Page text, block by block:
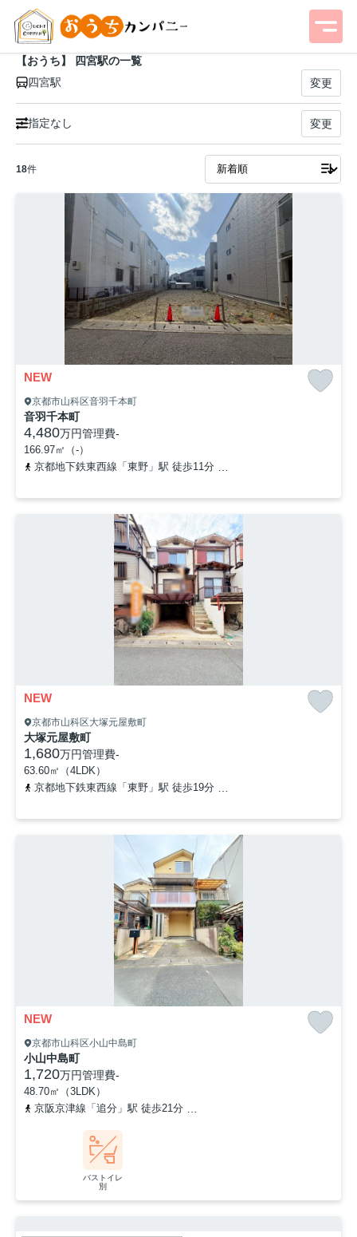
【おうち】 四宮駅の一覧
四宮駅
変更
指定なし 変更
18件
NEW
京都市山科区音羽千本町
音羽千本町
4,480万円管理費-
166.97㎡（-）
京都地下鉄東西線「東野」駅 徒歩11分
NEW
京都市山科区大塚元屋敷町
大塚元屋敷町
1,680万円管理費-
63.60㎡（4LDK）
京都地下鉄東西線「東野」駅 徒歩19分
NEW
京都市山科区小山中島町
小山中島町
1,720万円管理費-
48.70㎡（3LDK）
京阪京津線「追分」駅 徒歩21分
バストイレ
別